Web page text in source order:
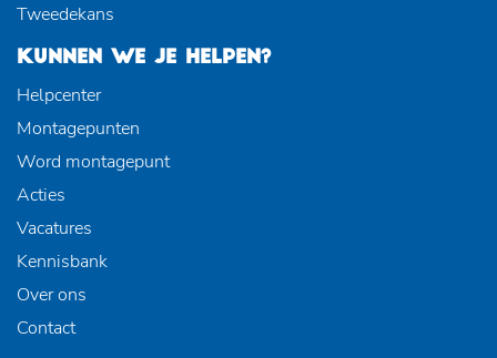
Tweedekans
KUNNEN WE JE HELPEN?
Helpcenter
Montagepunten
Word montagepunt
Acties
Vacatures
Kennisbank
Over ons
Contact